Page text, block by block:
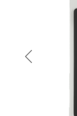
Previous